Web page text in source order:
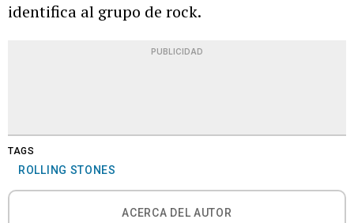
identifica al grupo de rock.
PUBLICIDAD
TAGS
ROLLING STONES
ACERCA DEL AUTOR